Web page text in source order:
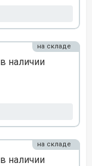
в наличии
на складе
в наличии
на складе